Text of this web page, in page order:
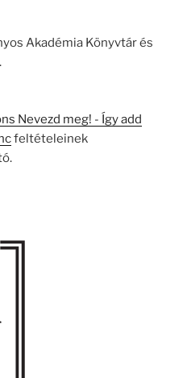
Akadémia Könyvtár és
Nevezd meg! - Így add
feltételeinek